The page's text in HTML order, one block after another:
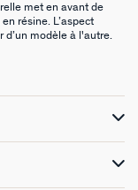
met en avant de
résine. L’aspect
modèle à l'autre.